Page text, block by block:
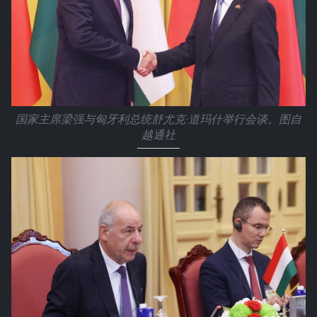
国家主席梁强与匈牙利总统舒尤克·道玛什举行会谈。图自
越通社